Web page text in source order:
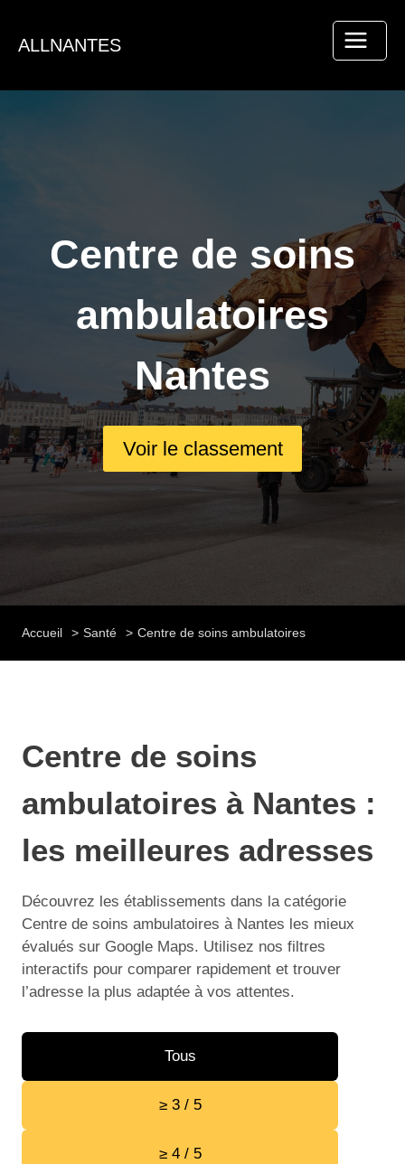
contenu
ALLNANTES
Centre de soins
ambulatoires
Nantes
Voir le classement
Accueil Santé Centre de soins ambulatoires
Centre de soins
ambulatoires à Nantes :
les meilleures adresses
Découvrez les établissements dans la catégorie
Centre de soins ambulatoires à Nantes les mieux
évalués sur Google Maps. Utilisez nos filtres
interactifs pour comparer rapidement et trouver
l’adresse la plus adaptée à vos attentes.
Tous
≥ 3 / 5
≥ 4 / 5